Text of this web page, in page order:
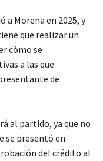
a Morena en 2025, y
que realizar un
cómo se
a las que
de
al partido, ya que no
se presentó en
del crédito al